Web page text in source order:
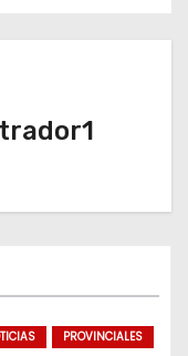
PROVINCIALES